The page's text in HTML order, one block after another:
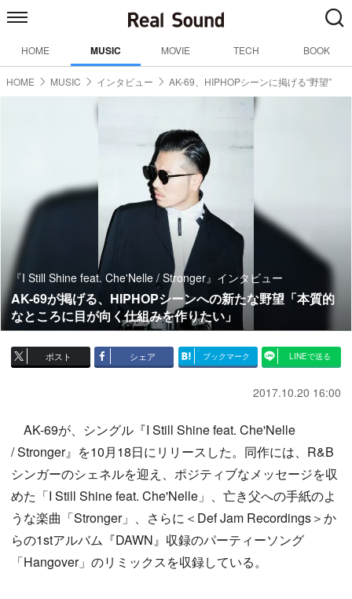
HOME MUSIC MOVIE TECH BOOK
HOME MUSIC インタビュー AK-69、HIPHOPシーンに掲げる“野望”
『I Still Shine feat. Che'Nelle / Stronger』インタビュー
AK-69が掲げる、HIPHOPシーンへの新たな野望「本質的
なところに目が向く仕組みを作りたい」
ポスト シェア ブックマーク LINEで送る
2017.10.20 16:00
AK-69が、シングル『I Still Shine feat. Che'Nelle
/ Stronger』を10月18日にリリースした。同作には、R&B
シンガーのシェネルを迎え、ポジティブなメッセージを収
めた「I Still Shine feat. Che'Nelle」、亡き父への手紙のよ
うな楽曲「Stronger」、さらに＜Def Jam Recordings＞か
らの1stアルバム『DAWN』収録のパーティーソング
「Hangover」のリミックスを収録している。